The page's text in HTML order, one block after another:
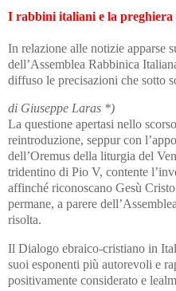
I rabbini italiani e la
In relazione alle notizie apparse
dell’Assemblea Rabbinica
diffuso le precisazioni che sotto
di Giuseppe Laras *)
La questione apertasi nello
reintroduzione, seppur con
dell’Oremus della liturgia del
tridentino di Pio V, contente
affinché riconoscano Gesù
permane, a parere
risolta.
Il Dialogo ebraico-cristiano in
suoi esponenti più autorevoli e
positivamente considerato e